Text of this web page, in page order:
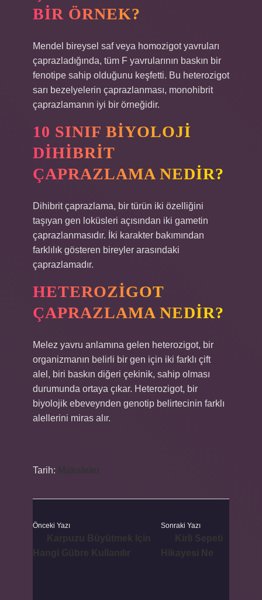
BIR ÖRNEK?
Mendel bireysel saf veya homozigot yavruları
çaprazladığında, tüm F yavrularının baskın bir
fenotipe sahip olduğunu keşfetti. Bu heterozigot
sarı bezelyelerin çaprazlanması, monohibrit
çaprazlamanın iyi bir örneğidir.
10 SINIF BIYOLOJI
DIHIBRIT
ÇAPRAZLAMA NEDIR?
Dihibrit çaprazlama, bir türün iki özelliğini
taşıyan gen loküsleri açısından iki gametin
çaprazlanmasıdır. İki karakter bakımından
farklılık gösteren bireyler arasındaki
çaprazlamadır.
HETEROZIGOT
ÇAPRAZLAMA NEDIR?
Melez yavru anlamına gelen heterozigot, bir
organizmanın belirli bir gen için iki farklı çift
alel, biri baskın diğeri çekinik, sahip olması
durumunda ortaya çıkar. Heterozigot, bir
biyolojik ebeveynden genotip belirtecinin farklı
alellerini miras alır.
Tarih:
Önceki Yazı Sonraki Yazı